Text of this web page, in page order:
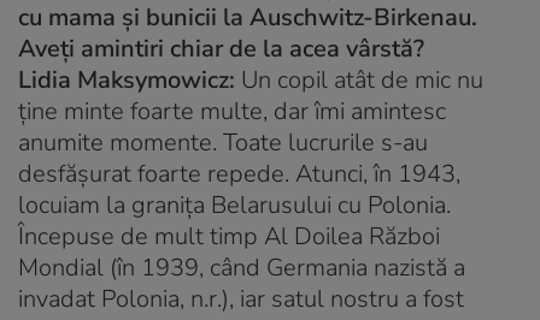
cu mama și bunicii la Auschwitz-Birkenau.
Aveți amintiri chiar de la acea vârstă?
Lidia Maksymowicz: Un copil atât de mic nu
ține minte foarte multe, dar îmi amintesc
anumite momente. Toate lucrurile s-au
desfășurat foarte repede. Atunci, în 1943,
locuiam la granița Belarusului cu Polonia.
Începuse de mult timp Al Doilea Război
Mondial (în 1939, când Germania nazistă a
invadat Polonia, n.r.), iar satul nostru a fost